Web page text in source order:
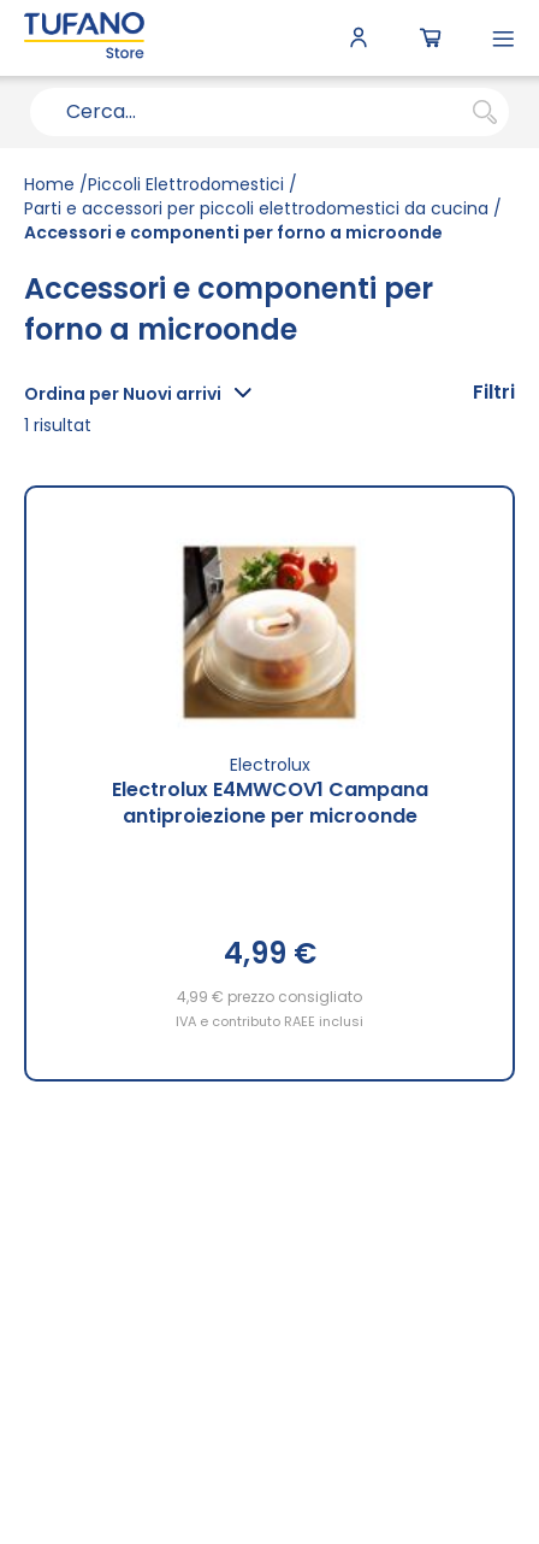
Home Piccoli Elettrodomestici
Parti e accessori per piccoli elettrodomestici da cucina
Accessori e componenti per forno a microonde
Accessori e componenti per
forno a microonde
Ordina per Nuovi arrivi
1 risultat
Electrolux
Electrolux E4MWCOV1 Campana
antiproiezione per microonde
4,99 €
4,99 € prezzo consigliato
IVA e contributo RAEE inclusi
Filtri